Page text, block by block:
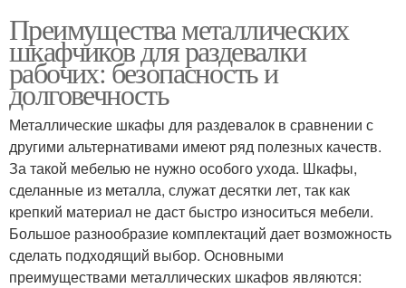
Преимущества металлических
шкафчиков для раздевалки
рабочих: безопасность и
долговечность
Металлические шкафы для раздевалок в сравнении с
другими альтернативами имеют ряд полезных качеств.
За такой мебелью не нужно особого ухода. Шкафы,
сделанные из металла, служат десятки лет, так как
крепкий материал не даст быстро износиться мебели.
Большое разнообразие комплектаций дает возможность
сделать подходящий выбор. Основными
преимуществами металлических шкафов являются: